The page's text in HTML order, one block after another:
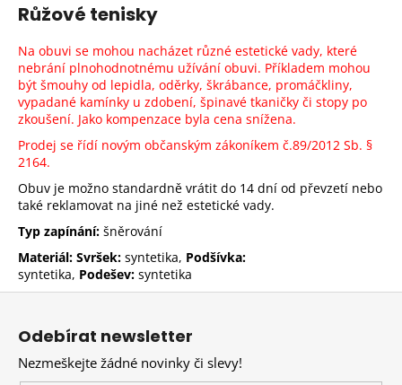
Růžové tenisky
Na obuvi se mohou nacházet různé estetické vady, které
nebrání plnohodnotnému užívání obuvi. Příkladem mohou
být šmouhy od lepidla, oděrky, škrábance, promáčkliny,
vypadané kamínky u zdobení, špinavé tkaničky či stopy po
zkoušení. Jako kompenzace byla cena snížena.
Prodej se řídí novým občanským zákoníkem č.89/2012 Sb. §
2164.
Obuv je možno standardně vrátit do 14 dní od převzetí nebo
také reklamovat na jiné než estetické vady.
Typ zapínání: šněrování
Materiál: Svršek: syntetika, Podšívka:
syntetika, Podešev: syntetika
Z
Odebírat newsletter
Nezmeškejte žádné novinky či slevy!